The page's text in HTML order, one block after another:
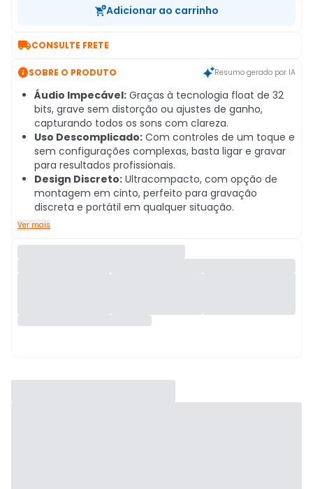
Adicionar ao carrinho
CONSULTE FRETE
SOBRE O PRODUTO Resumo gerado por IA
Áudio Impecável: Graças à tecnologia float de 32
bits, grave sem distorção ou ajustes de ganho,
capturando todos os sons com clareza.
Uso Descomplicado: Com controles de um toque e
sem configurações complexas, basta ligar e gravar
para resultados profissionais.
Design Discreto: Ultracompacto, com opção de
montagem em cinto, perfeito para gravação
discreta e portátil em qualquer situação.
Ver mais